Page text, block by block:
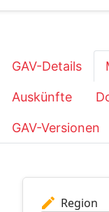
GAV-Details
Auskünfte
GAV-Versionen
edit Region